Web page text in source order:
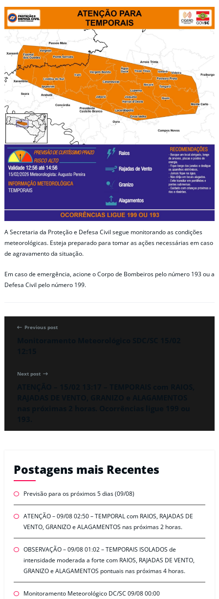
A Secretaria da Proteção e Defesa Civil segue monitorando as condições
meteorológicas. Esteja preparado para tomar as ações necessárias em caso
de agravamento da situação.
Em caso de emergência, acione o Corpo de Bombeiros pelo número 193 ou a
Defesa Civil pelo número 199.
Previous post
Next post
Postagens mais Recentes
Previsão para os próximos 5 dias (09/08)
ATENÇÃO – 09/08 02:50 – TEMPORAL com RAIOS, RAJADAS DE
VENTO, GRANIZO e ALAGAMENTOS nas próximas 2 horas.
OBSERVAÇÃO – 09/08 01:02 – TEMPORAIS ISOLADOS de
intensidade moderada a forte com RAIOS, RAJADAS DE VENTO,
GRANIZO e ALAGAMENTOS pontuais nas próximas 4 horas.
Monitoramento Meteorológico DC/SC 09/08 00:00